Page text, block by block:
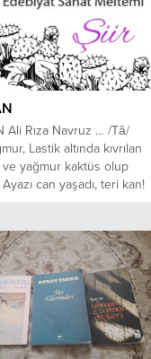
Ali Demir o dönemlerde
Devlet Demir Yolları
idi. Hacı...
Ali Rıza Navruz … /Tâ/
Lastik altında kıvrılan
yağmur kaktüs olup
can yaşadı, teri kan!
Bir sızı işledi can içre! Bir
değil miydi
İşte böyle kurban; An var
da uyulmaz ki!
2024 12:58